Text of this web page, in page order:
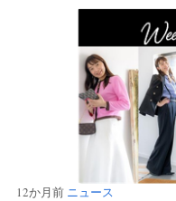
12か月前 ニュース